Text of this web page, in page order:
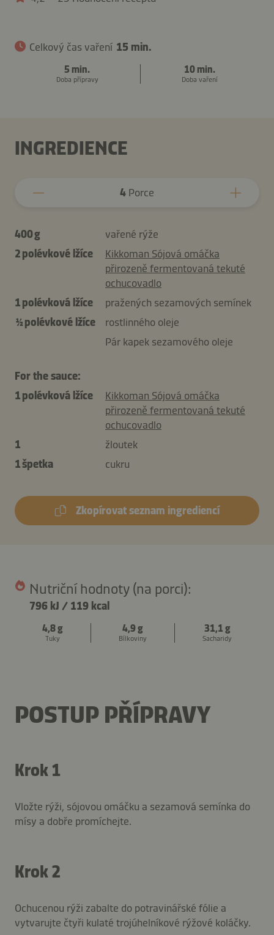
Celkový čas vaření 15 min.
5 min.
Doba přípravy
10 min.
Doba vaření
INGREDIENCE
4 Porce
400 g
vařené rýže
2 polévkové lžíce
Kikkoman Sójová omáčka
přirozeně fermentovaná tekuté
ochucovadlo
1 polévková lžíce
pražených sezamových semínek
½ polévkové lžíce
rostlinného oleje
Pár kapek sezamového oleje
For the sauce:
1 polévková lžíce
Kikkoman Sójová omáčka
přirozeně fermentovaná tekuté
ochucovadlo
1
žloutek
1 špetka
cukru
Zkopírovat seznam ingrediencí
Nutriční hodnoty (na porci):
796 kJ / 119 kcal
4,8 g
Tuky
4,9 g
Bílkoviny
31,1 g
Sacharidy
POSTUP PŘÍPRAVY
Krok 1
Vložte rýži, sójovou omáčku a sezamová semínka do
mísy a dobře promíchejte.
Krok 2
Ochucenou rýži zabalte do potravinářské fólie a
vytvarujte čtyři kulaté trojúhelníkové rýžové koláčky.